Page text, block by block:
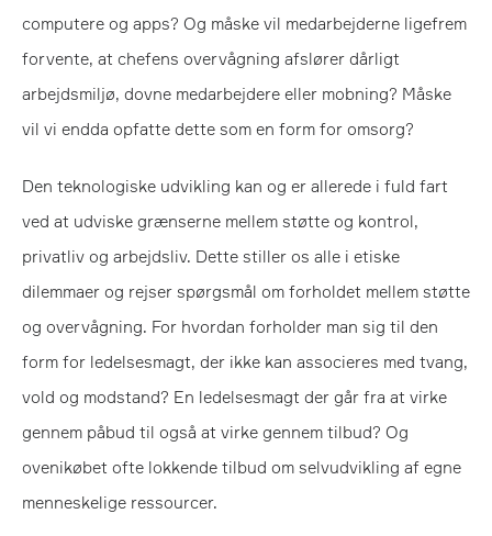
computere og apps? Og måske vil medarbejderne ligefrem
forvente, at chefens overvågning afslører dårligt
arbejdsmiljø, dovne medarbejdere eller mobning? Måske
vil vi endda opfatte dette som en form for omsorg?
Den teknologiske udvikling kan og er allerede i fuld fart
ved at udviske grænserne mellem støtte og kontrol,
privatliv og arbejdsliv. Dette stiller os alle i etiske
dilemmaer og rejser spørgsmål om forholdet mellem støtte
og overvågning. For hvordan forholder man sig til den
form for ledelsesmagt, der ikke kan associeres med tvang,
vold og modstand? En ledelsesmagt der går fra at virke
gennem påbud til også at virke gennem tilbud? Og
ovenikøbet ofte lokkende tilbud om selvudvikling af egne
menneskelige ressourcer.